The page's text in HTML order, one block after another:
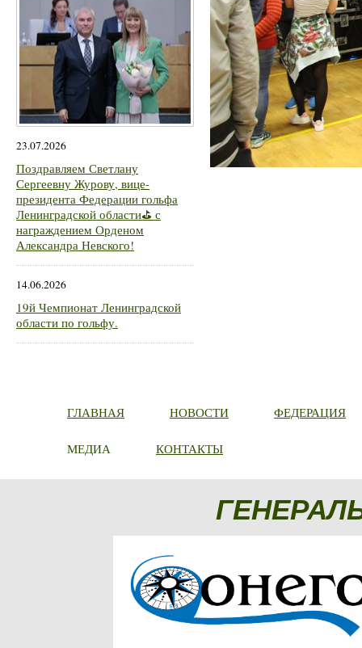
23.07.2026
Поздравляем Светлану
Сергеевну Журову, вице-
президента Федерации гольфа
Ленинградской области⛳ с
награждением Орденом
Александра Невского!
14.06.2026
19й Чемпионат Ленинградской
области по гольфу.
ГЛАВНАЯ НОВОСТИ ФЕДЕРАЦИЯ
МЕДИА КОНТАКТЫ